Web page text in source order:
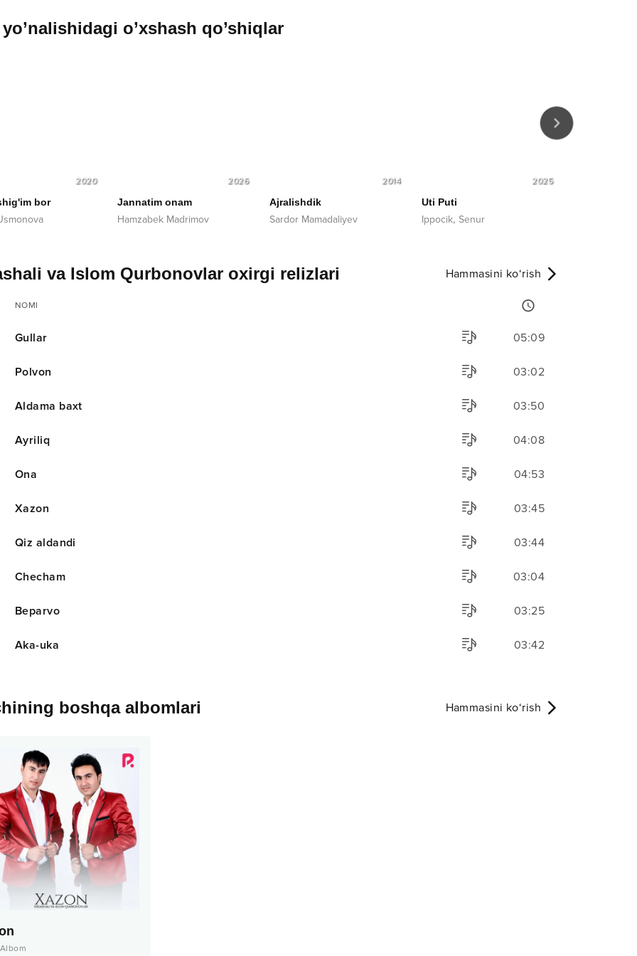
yo’nalishidagi o’xshash qo’shiqlar
2020
bor
2026
Jannatim onam
Hamzabek Madrimov
2014
Ajralishdik
Sardor Mamadaliyev
2025
Uti Puti
Ippocik, Senur
va Islom Qurbonovlar oxirgi relizlari Hammasini ko‘rish
NOMI
Gullar 05:09
Polvon 03:02
Aldama baxt 03:50
Ayriliq 04:08
Ona 04:53
Xazon 03:45
Qiz aldandi 03:44
Checham 03:04
Beparvo 03:25
Aka-uka 03:42
boshqa albomlari Hammasini ko‘rish
Albom